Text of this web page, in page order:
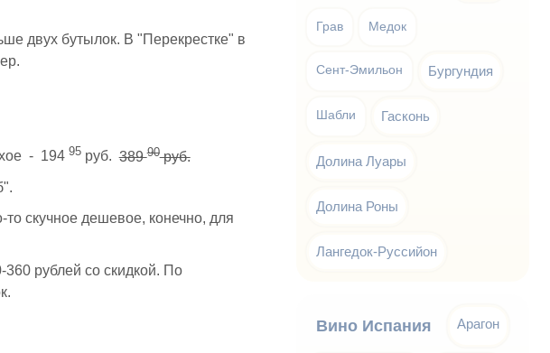
двух бутылок. В "Перекрестке" в
- 194 95руб.38990руб.
скучное дешевое, конечно, для
рублей со скидкой. По
Грав Медок
Сент-Эмильон Бургундия
Шабли Гасконь
Долина Луары
Долина Роны
Лангедок-Руссийон
Вино Испания Арагон